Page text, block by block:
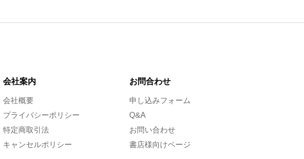
会社案内
会社概要
プライバシーポリシー
特定商取引法
キャンセルポリシー
お問合わせ
申し込みフォーム
Q&A
お問い合わせ
書店様向けページ